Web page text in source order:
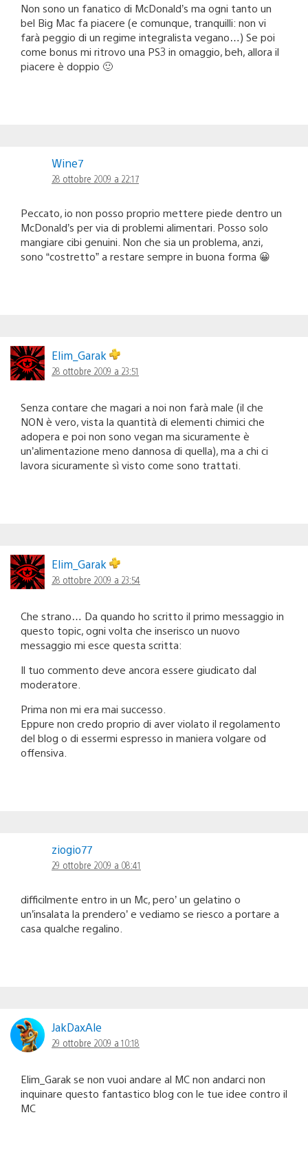
Non sono un fanatico di McDonald’s ma ogni tanto un
bel Big Mac fa piacere (e comunque, tranquilli: non vi
farà peggio di un regime integralista vegano…) Se poi
come bonus mi ritrovo una PS3 in omaggio, beh, allora il
piacere è doppio 🙂
Wine7
28 ottobre 2009 a 22:17
Peccato, io non posso proprio mettere piede dentro un
McDonald’s per via di problemi alimentari. Posso solo
mangiare cibi genuini. Non che sia un problema, anzi,
sono “costretto” a restare sempre in buona forma 😀
Elim_Garak
28 ottobre 2009 a 23:51
Senza contare che magari a noi non farà male (il che
NON è vero, vista la quantità di elementi chimici che
adopera e poi non sono vegan ma sicuramente è
un’alimentazione meno dannosa di quella), ma a chi ci
lavora sicuramente sì visto come sono trattati.
Elim_Garak
28 ottobre 2009 a 23:54
Che strano… Da quando ho scritto il primo messaggio in
questo topic, ogni volta che inserisco un nuovo
messaggio mi esce questa scritta:
Il tuo commento deve ancora essere giudicato dal
moderatore.
Prima non mi era mai successo.
Eppure non credo proprio di aver violato il regolamento
del blog o di essermi espresso in maniera volgare od
offensiva.
ziogio77
29 ottobre 2009 a 08:41
difficilmente entro in un Mc, pero’ un gelatino o
un’insalata la prendero’ e vediamo se riesco a portare a
casa qualche regalino.
JakDaxAle
29 ottobre 2009 a 10:18
Elim_Garak se non vuoi andare al MC non andarci non
inquinare questo fantastico blog con le tue idee contro il
MC